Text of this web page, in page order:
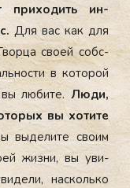
при­ходить ин­
Для вас как для
сво­ей собс­
в ко­торой
лю­бите. Лю­ди,
вы хо­тите
вы­дели­те сво­им
жиз­ни, вы уви­
нас­коль­ко